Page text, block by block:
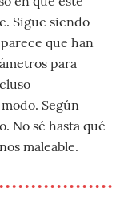
Sigue siendo
que han
para
Según
No sé hasta qué
maleable.